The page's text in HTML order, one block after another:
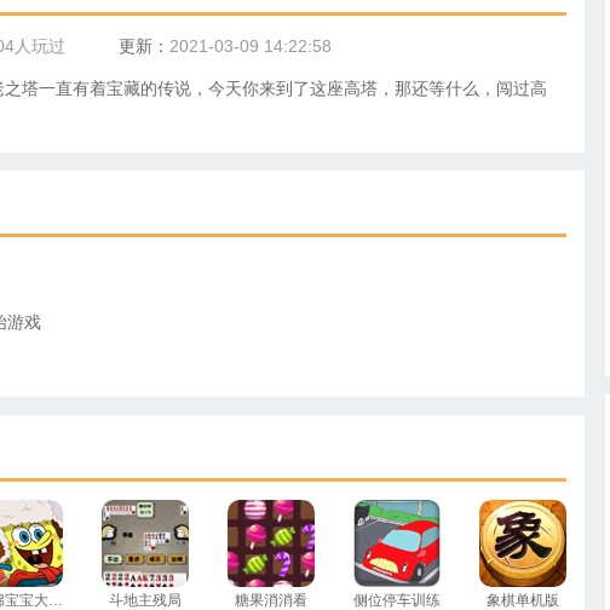
人玩过 更新： 2021-03-09 14:22:58
塔一直有着宝藏的传说，今天你来到了这座高塔，那还等什么，闯过高
游戏
海绵宝宝大富翁 斗地主残局 糖果消消看 侧位停车训练 象棋单机版